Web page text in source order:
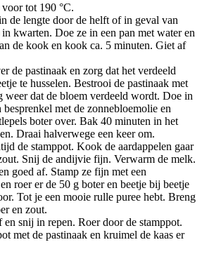
tot 190 °C.
de lengte door de helft of in geval van
kwarten. Doe ze in een pan met water en
de kook en kook ca. 5 minuten. Giet af
de pastinaak en zorg dat het verdeeld
te husselen. Bestrooi de pastinaak met
weer dat de bloem verdeeld wordt. Doe in
besprenkel met de zonnebloemolie en
boter over. Bak 40 minuten in het
Draai halverwege een keer om.
de stamppot. Kook de aardappelen gaar
Snij de andijvie fijn. Verwarm de melk.
goed af. Stamp ze fijn met een
roer er de 50 g boter en beetje bij beetje
Tot je een mooie rulle puree hebt. Breng
en zout.
en snij in repen. Roer door de stamppot.
met de pastinaak en kruimel de kaas er